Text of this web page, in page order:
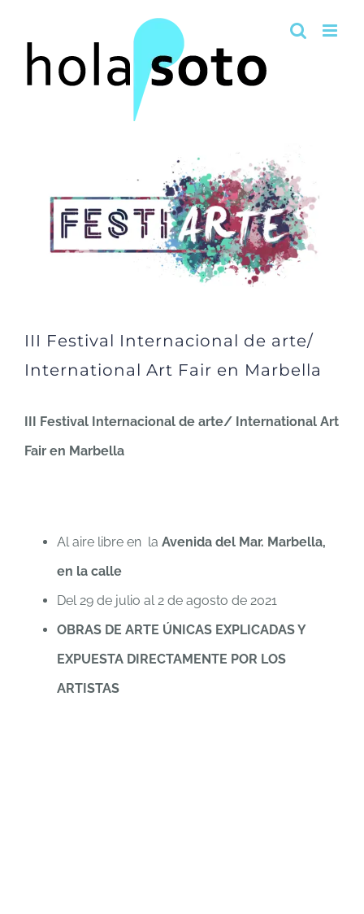
contenido
III Festival Internacional de arte/
International Art Fair en Marbella
III Festival Internacional de arte/ International Art
Fair en Marbella
Al aire libre en la Avenida del Mar. Marbella,
en la calle
Del 29 de julio al 2 de agosto de 2021
OBRAS DE ARTE ÚNICAS EXPLICADAS Y
EXPUESTA DIRECTAMENTE POR LOS
ARTISTAS